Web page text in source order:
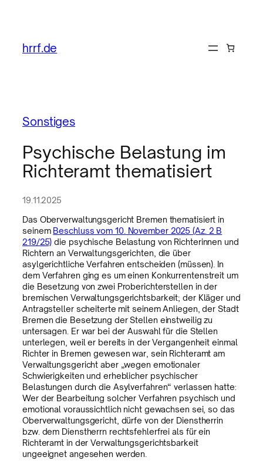
hrrf.de
Sonstiges
Psychische Belastung im
Richteramt thematisiert
19.11.2025
Das Oberverwaltungsgericht Bremen thematisiert in
seinem Beschluss vom 10. November 2025 (Az. 2 B
219/25) die psychische Belastung von Richterinnen und
Richtern an Verwaltungsgerichten, die über
asylgerichtliche Verfahren entscheiden (müssen). In
dem Verfahren ging es um einen Konkurrentenstreit um
die Besetzung von zwei Proberichterstellen in der
bremischen Verwaltungsgerichtsbarkeit; der Kläger und
Antragsteller scheiterte mit seinem Anliegen, der Stadt
Bremen die Besetzung der Stellen einstweilig zu
untersagen. Er war bei der Auswahl für die Stellen
unterlegen, weil er bereits in der Vergangenheit einmal
Richter in Bremen gewesen war, sein Richteramt am
Verwaltungsgericht aber „wegen emotionaler
Schwierigkeiten und erheblicher psychischer
Belastungen durch die Asylverfahren“ verlassen hatte:
Wer der Bearbeitung solcher Verfahren psychisch und
emotional voraussichtlich nicht gewachsen sei, so das
Oberverwaltungsgericht, dürfe von der Dienstherrin
bzw. dem Dienstherrn rechtsfehlerfrei als für ein
Richteramt in der Verwaltungsgerichtsbarkeit
ungeeignet angesehen werden.